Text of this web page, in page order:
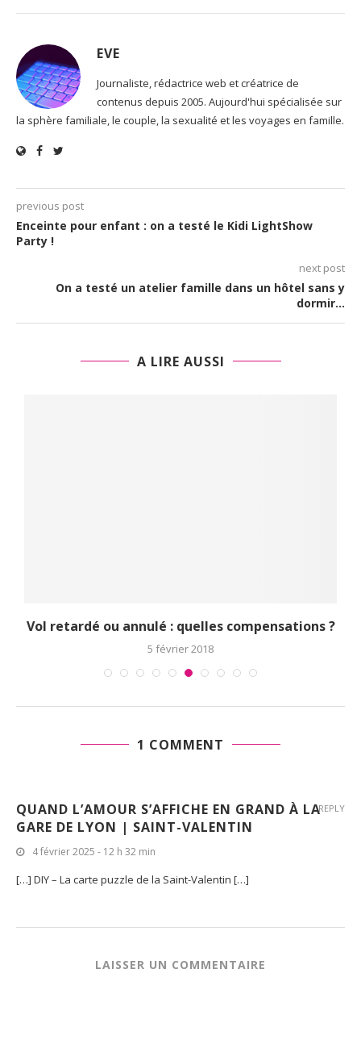
EVE
Journaliste, rédactrice web et créatrice de
contenus depuis 2005. Aujourd'hui spécialisée sur
la sphère familiale, le couple, la sexualité et les voyages en famille.
previous post
Enceinte pour enfant : on a testé le Kidi LightShow
Party !
next post
On a testé un atelier famille dans un hôtel sans y
dormir…
A LIRE AUSSI
Vol retardé ou annulé : quelles compensations ?
5 février 2018
1 COMMENT
QUAND L’AMOUR S’AFFICHE EN GRAND À LA
GARE DE LYON | SAINT-VALENTIN
4 février 2025 - 12 h 32 min
[…] DIY – La carte puzzle de la Saint-Valentin […]
REPLY
LAISSER UN COMMENTAIRE